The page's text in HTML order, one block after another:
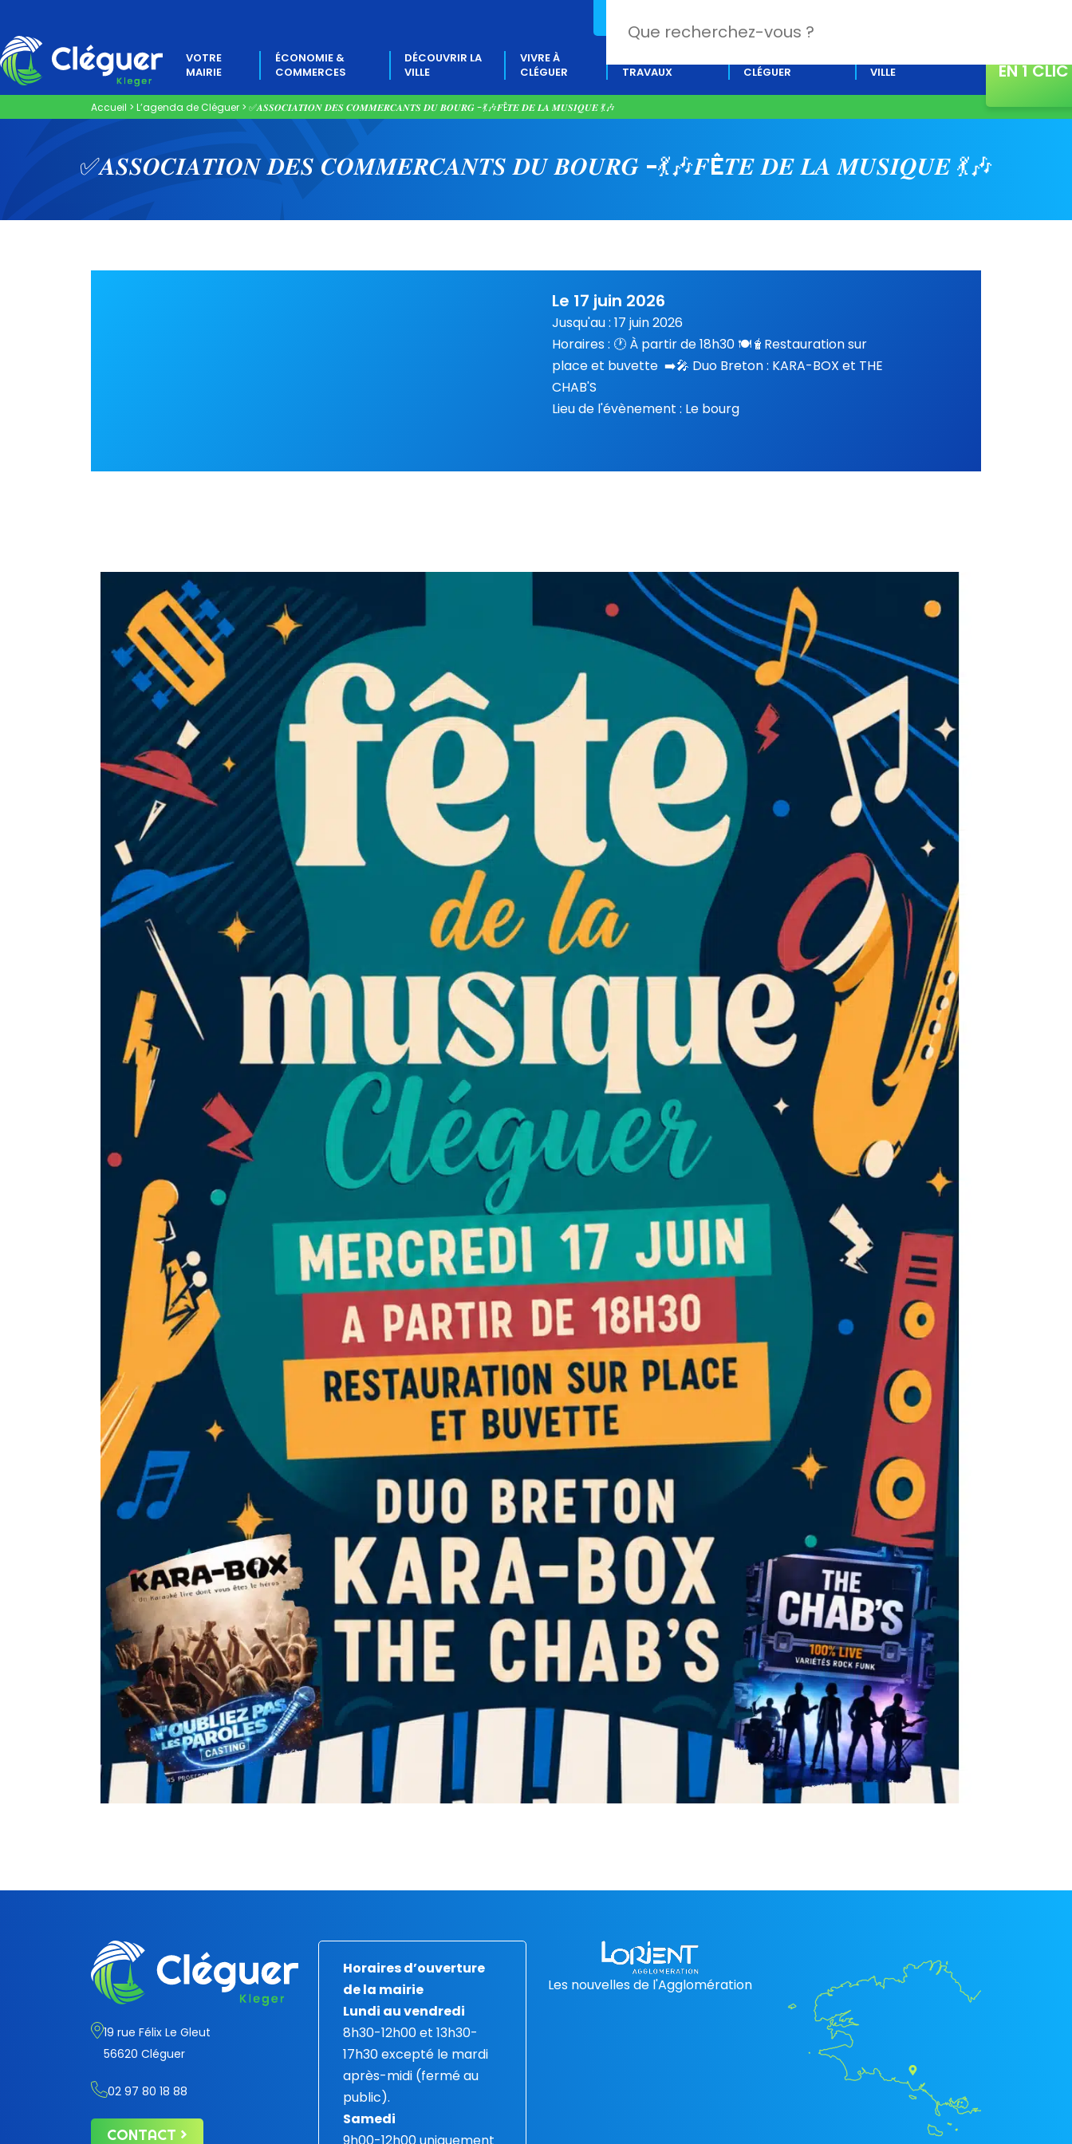
VOTRE
MAIRIE
ÉCONOMIE &
COMMERCES
DÉCOUVRIR LA
VILLE
VIVRE À
CLÉGUER
TRAVAUX
CLÉGUER
VILLE
EN 1 CLIC
Accueil > L’agenda de Cléguer > ✅​​​𝑨𝑺𝑺𝑶𝑪𝑰𝑨𝑻𝑰𝑶𝑵 𝑫𝑬𝑺 𝑪𝑶𝑴𝑴𝑬𝑹𝑪𝑨𝑵𝑻𝑺 𝑫𝑼 𝑩𝑶𝑼𝑹𝑮 ​​​-💃​🎶​𝑭Ê𝑻𝑬 𝑫𝑬 𝑳𝑨 𝑴𝑼𝑺𝑰𝑸𝑼𝑬 💃​🎶​
✅​​​𝑨𝑺𝑺𝑶𝑪𝑰𝑨𝑻𝑰𝑶𝑵 𝑫𝑬𝑺 𝑪𝑶𝑴𝑴𝑬𝑹𝑪𝑨𝑵𝑻𝑺 𝑫𝑼 𝑩𝑶𝑼𝑹𝑮 ​​​-💃​🎶​𝑭Ê𝑻𝑬 𝑫𝑬 𝑳𝑨 𝑴𝑼𝑺𝑰𝑸𝑼𝑬 💃​🎶​
Le 17 juin 2026
Jusqu'au : 17 juin 2026
Horaires : 🕐 À partir de 18h30 ​​​🍽️​​🧋​Restauration sur
place ​​et ​​buvette ​ ​➡️​🎤​ Duo Breton : KARA-BOX et THE
CHAB'S
Lieu de l'évènement : Le bourg
19 rue Félix Le Gleut
56620 Cléguer
02 97 80 18 88
CONTACT
Horaires d’ouverture
de la mairie
Lundi au vendredi
8h30-12h00 et 13h30-
17h30 excepté le mardi
après-midi (fermé au
public).
Samedi
9h00-12h00 uniquement
Les nouvelles de l'Agglomération